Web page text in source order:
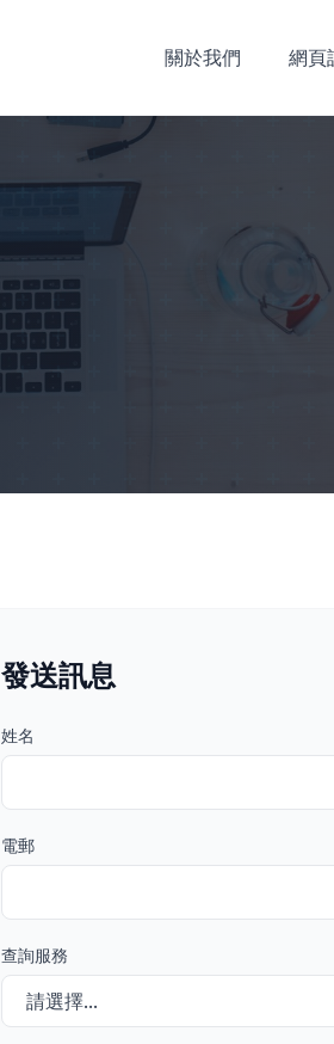
關於我們 網頁
發送訊息
姓名
電郵
查詢服務